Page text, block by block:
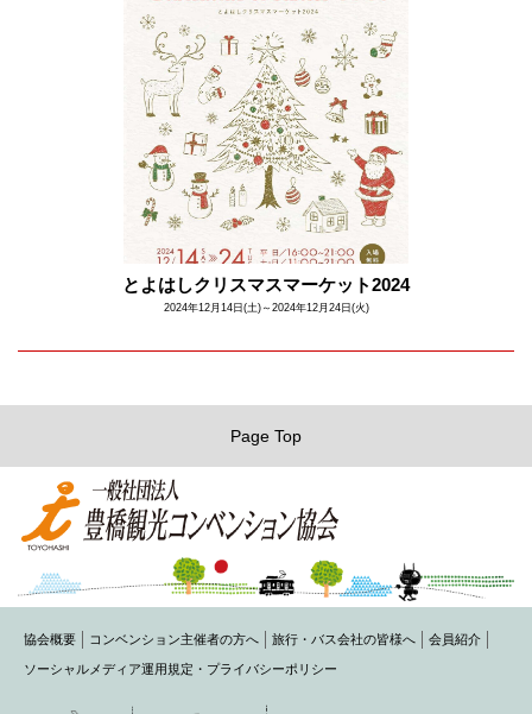
とよはしクリスマスマーケット2024
2024年12月14日(土)～2024年12月24日(火)
Page Top
協会概要 コンベンション主催者の方へ 旅行・バス会社の皆様へ 会員紹介
ソーシャルメディア運用規定・プライバシーポリシー
〒440-0075 豊橋市花田町字石塚42-1(豊橋商工会議所内)